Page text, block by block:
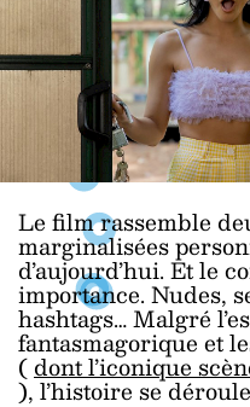
Le film rassemble
marginalisées
d’aujourd’hui. Et le
importance. Nudes,
hashtags… Malgré
fantasmagorique et
(dont l’iconique
), l’histoire se